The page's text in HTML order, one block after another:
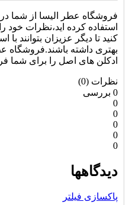
فروشگاه عطر الیسا از شما
استفاده کرده اید،نظرات
کنید تا دیگر عزیزان بتوانند
بهتری داشته باشند.فروشگاه
ادکلن های اصل را برای شما
نظرات (0)
0 بررسی
0
0
0
0
0
دیدگاهها
پاکسازی فیلتر